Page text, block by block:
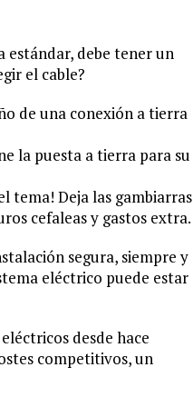
estándar, debe tener un
el cable?
de una conexión a tierra
la puesta a tierra para su
tema! Deja las gambiarras
cefaleas y gastos extra.
segura, siempre y
eléctrico puede estar
desde hace
competitivos, un